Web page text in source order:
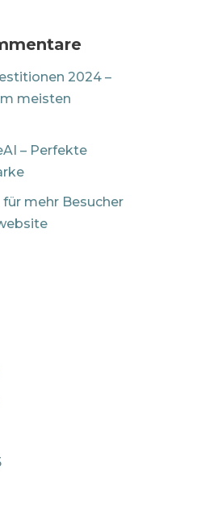
2024 –
meisten
– Perfekte
für mehr Besucher